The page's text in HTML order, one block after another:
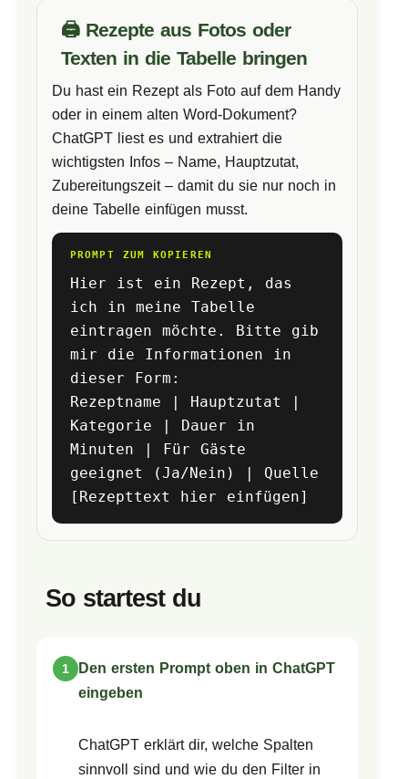
🖨️ Rezepte aus Fotos oder
Texten in die Tabelle bringen
Du hast ein Rezept als Foto auf dem Handy
oder in einem alten Word-Dokument?
ChatGPT liest es und extrahiert die
wichtigsten Infos – Name, Hauptzutat,
Zubereitungszeit – damit du sie nur noch in
deine Tabelle einfügen musst.
PROMPT ZUM KOPIEREN
Hier ist ein Rezept, das
ich in meine Tabelle
eintragen möchte. Bitte gib
mir die Informationen in
dieser Form:
Rezeptname | Hauptzutat |
Kategorie | Dauer in
Minuten | Für Gäste
geeignet (Ja/Nein) | Quelle
[Rezepttext hier einfügen]
So startest du
Den ersten Prompt oben in ChatGPT
eingeben
ChatGPT erklärt dir, welche Spalten
sinnvoll sind und wie du den Filter in